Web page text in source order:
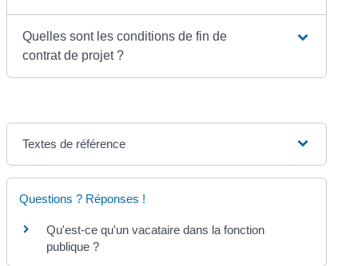
Quelles sont les conditions de fin de
contrat de projet ?
Textes de référence
Questions ? Réponses !
Qu'est-ce qu'un vacataire dans la fonction
publique ?